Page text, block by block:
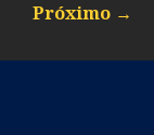
Próximo →